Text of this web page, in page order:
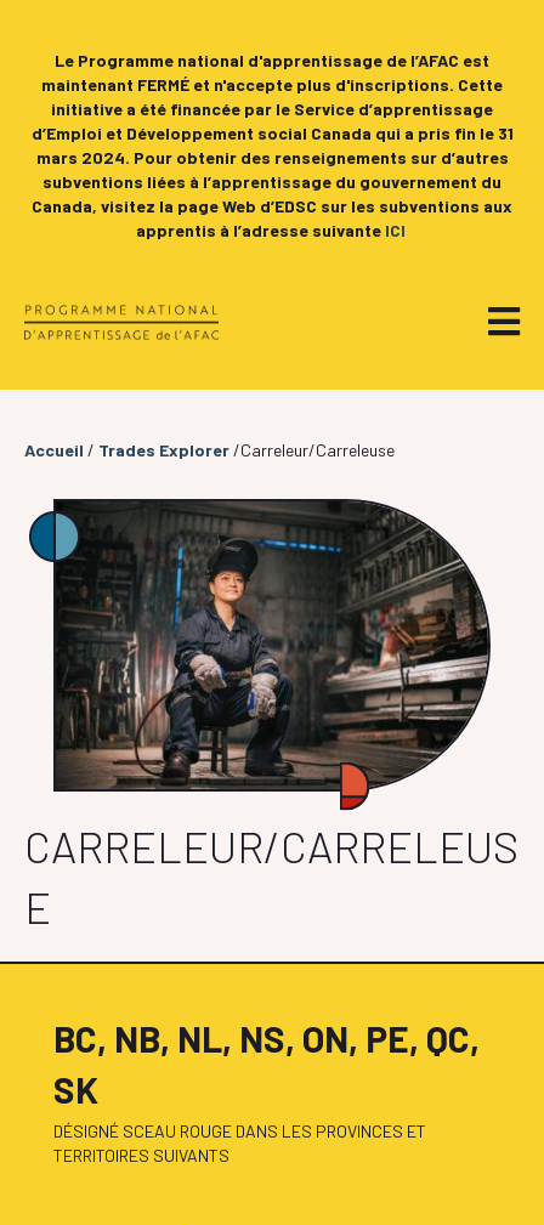
Le Programme national d'apprentissage de l’AFAC est
maintenant FERMÉ et n'accepte plus d'inscriptions. Cette
initiative a été financée par le Service d’apprentissage
d’Emploi et Développement social Canada qui a pris fin le 31
mars 2024. Pour obtenir des renseignements sur d’autres
subventions liées à l’apprentissage du gouvernement du
Canada, visitez la page Web d’EDSC sur les subventions aux
apprentis à l’adresse suivante ICI
Accueil / Trades Explorer/Carreleur/Carreleuse
CARRELEUR/CARRELEUS
E
BC, NB, NL, NS, ON, PE, QC,
SK
DÉSIGNÉ SCEAU ROUGE DANS LES PROVINCES ET
TERRITOIRES SUIVANTS